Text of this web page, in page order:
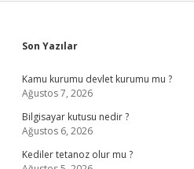
Sidebar
Son Yazılar
Kamu kurumu devlet kurumu mu ?
Ağustos 7, 2026
Bilgisayar kutusu nedir ?
Ağustos 6, 2026
Kediler tetanoz olur mu ?